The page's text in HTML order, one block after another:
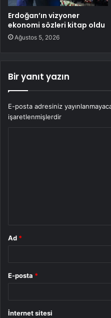
Erdoğan’ın vizyoner
ekonomi sözleri kitap oldu
Ağustos 5, 2026
Bir yanıt yazın
E-posta adresiniz
işaretlenmişlerdir
Ad *
E-posta *
İnternet sitesi